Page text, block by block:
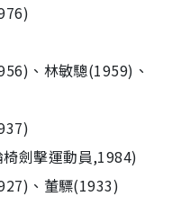
、林敏驄(1959)、
劍擊運動員,1984)
、董驃(1933)